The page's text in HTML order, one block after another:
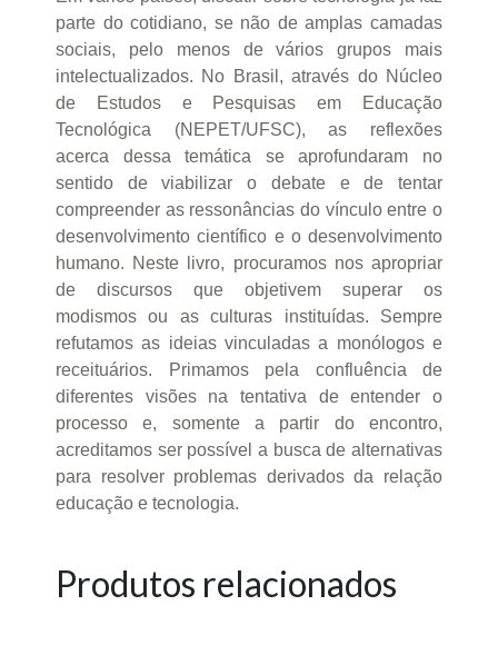
parte do cotidiano, se não de amplas camadas
sociais, pelo menos de vários grupos mais
intelectualizados. No Brasil, através do Núcleo
de Estudos e Pesquisas em Educação
Tecnológica (NEPET/UFSC), as reflexões
acerca dessa temática se aprofundaram no
sentido de viabilizar o debate e de tentar
compreender as ressonâncias do vínculo entre o
desenvolvimento científico e o desenvolvimento
humano. Neste livro, procuramos nos apropriar
de discursos que objetivem superar os
modismos ou as culturas instituídas. Sempre
refutamos as ideias vinculadas a monólogos e
receituários. Primamos pela confluência de
diferentes visões na tentativa de entender o
processo e, somente a partir do encontro,
acreditamos ser possível a busca de alternativas
para resolver problemas derivados da relação
educação e tecnologia.
Produtos relacionados